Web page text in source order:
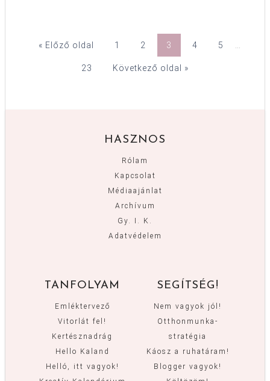
« Előző oldal 1 2 3 4 5
23 Következő oldal »
HASZNOS
Rólam
Kapcsolat
Médiaajánlat
Archívum
Gy. I. K.
Adatvédelem
TANFOLYAM
Emléktervező
Vitorlát fel!
Kertésznadrág
Hello Kaland
Helló, itt vagyok!
SEGÍTSÉG!
Nem vagyok jól!
Otthonmunka-
stratégia
Káosz a ruhatáram!
Blogger vagyok!